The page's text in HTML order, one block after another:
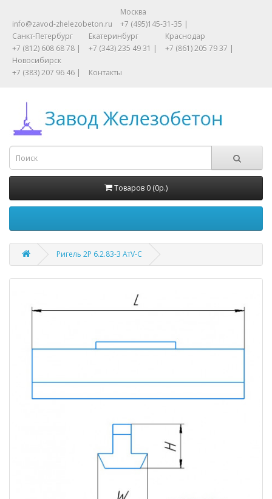
info@zavod-zhelezobeton.ru
Москва
+7 (495)145-31-35 |
Санкт-Петербург
+7 (812) 608 68 78 |
Екатеринбург
+7 (343) 235 49 31 |
Краснодар
+7 (861) 205 79 37 |
Новосибирск
+7 (383) 207 96 46 |
Контакты
Товаров 0 (0р.)
Ригель 2Р 6.2.83-3 АтV-С